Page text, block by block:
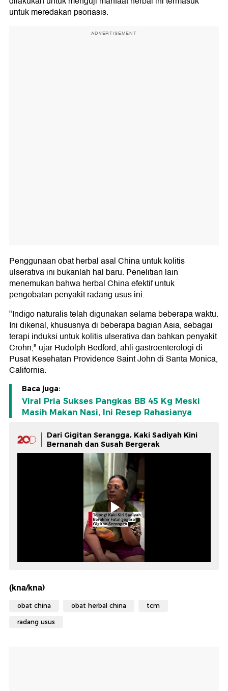
untuk meredakan psoriasis.
ADVERTISEMENT
Penggunaan obat herbal asal China untuk kolitis
ulserativa ini bukanlah hal baru. Penelitian lain
menemukan bahwa herbal China efektif untuk
pengobatan penyakit radang usus ini.
"Indigo naturalis telah digunakan selama beberapa waktu.
Ini dikenal, khususnya di beberapa bagian Asia, sebagai
terapi induksi untuk kolitis ulserativa dan bahkan penyakit
Crohn," ujar Rudolph Bedford, ahli gastroenterologi di
Pusat Kesehatan Providence Saint John di Santa Monica,
California.
Baca juga:
Viral Pria Sukses Pangkas BB 45 Kg Meski
Masih Makan Nasi, Ini Resep Rahasianya
Dari Gigitan Serangga, Kaki Sadiyah Kini
Bernanah dan Susah Bergerak
(kna/kna)
obat china obat herbal china tcm
radang usus